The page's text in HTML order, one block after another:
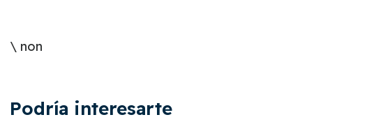
\ non
Podría interesarte